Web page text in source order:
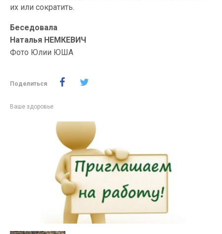
их или сократить.
Беседовала
Наталья НЕМКЕВИЧ
Фото Юлии ЮША
Поделиться
Ваше здоровье